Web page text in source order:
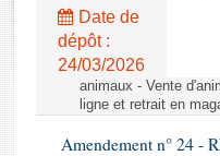
Rapports législatifs
Rapports sur l'application
Baromètre de
Dossiers législatifs
Date de
dépôt :
24/03/2026
animaux - Vente
ligne et retrait en
Amendement n° 24 -